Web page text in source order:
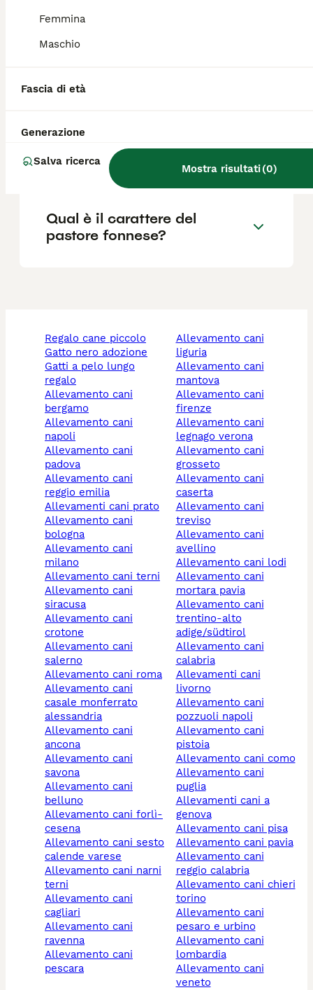
Femmina
Maschio
Fascia di età
Generazione
Salva ricerca
Mostra risultati(0)
del cane fonnese?
Pastore Fonnese?
Dove si trova il cane fonnese
in Sardegna?
Qual è il carattere del
pastore fonnese?
regalo cane piccolo
gatto nero adozione
gatti a pelo lungo
regalo
allevamento cani
bergamo
allevamento cani
napoli
allevamento cani
padova
allevamento cani
reggio emilia
allevamenti cani prato
allevamento cani
bologna
allevamento cani
milano
allevamento cani terni
allevamento cani
siracusa
allevamento cani
crotone
allevamento cani
salerno
allevamento cani roma
allevamento cani
casale monferrato
alessandria
allevamento cani
ancona
allevamento cani
savona
allevamento cani
belluno
allevamento cani forlì-
cesena
allevamento cani sesto
calende varese
allevamento cani narni
terni
allevamento cani
cagliari
allevamento cani
ravenna
allevamento cani
pescara
allevamento cani
liguria
allevamento cani
mantova
allevamento cani
firenze
allevamento cani
legnago verona
allevamento cani
grosseto
allevamento cani
caserta
allevamento cani
treviso
allevamento cani
avellino
allevamento cani lodi
allevamento cani
mortara pavia
allevamento cani
trentino-alto
adige/südtirol
allevamento cani
calabria
allevamenti cani
livorno
allevamento cani
pozzuoli napoli
allevamento cani
pistoia
allevamento cani como
allevamento cani
puglia
allevamenti cani a
genova
allevamento cani pisa
allevamento cani pavia
allevamento cani
reggio calabria
allevamento cani chieri
torino
allevamento cani
pesaro e urbino
allevamento cani
lombardia
allevamento cani
veneto